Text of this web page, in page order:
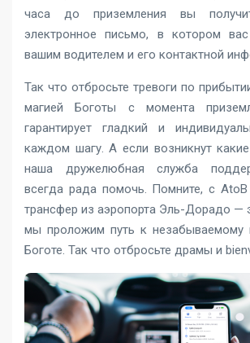
часа до приземления вы
электронное письмо, в котором
вашим водителем и его контактной
Так что отбросьте тревоги по
магией Боготы с момента
гарантирует гладкий и
каждом шагу. А если возникнут
наша дружелюбная служба
всегда рада помочь. Помните, с AtoB
трансфер из аэропорта Эль-Дорадо —
мы проложим путь к незабываемому
Боготе. Так что отбросьте драмы и